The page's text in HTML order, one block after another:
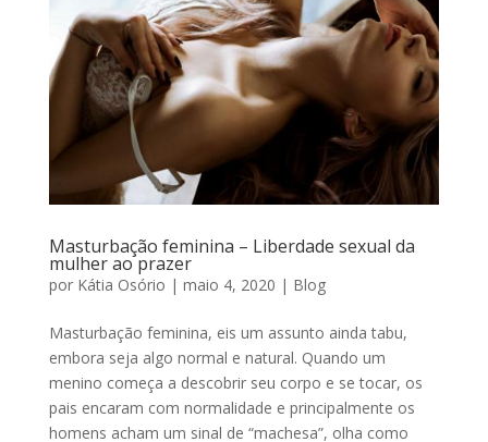
Masturbação feminina – Liberdade sexual da
mulher ao prazer
por Kátia Osório | maio 4, 2020 | Blog
Masturbação feminina, eis um assunto ainda tabu,
embora seja algo normal e natural. Quando um
menino começa a descobrir seu corpo e se tocar, os
pais encaram com normalidade e principalmente os
homens acham um sinal de “machesa”, olha como